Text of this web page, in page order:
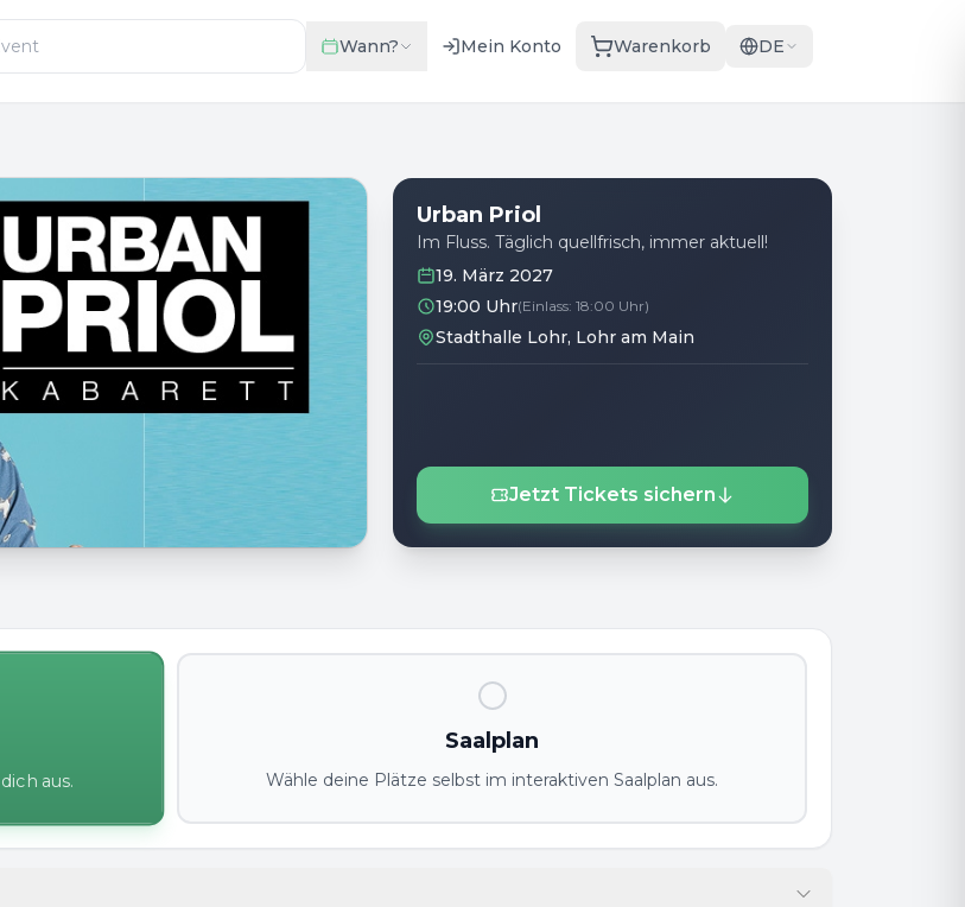
Wann? Mein Konto Warenkorb DE
Urban Priol
Im Fluss. Täglich quellfrisch, immer aktuell!
19. März 2027
19:00 Uhr(Einlass:18:00 Uhr)
Stadthalle Lohr, Lohr am Main
Jetzt Tickets sichern
aus.
Saalplan
Wähle deine Plätze selbst im interaktiven Saalplan aus.